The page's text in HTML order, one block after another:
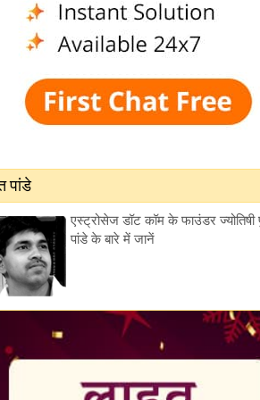
पांडे
एस्ट्रोसेज डॉट कॉम के फाउंडर ज्योतिषी
पांडे के बारे में जानें